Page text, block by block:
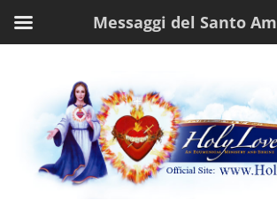
Messaggi del Santo